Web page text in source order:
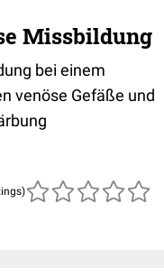
Missbildung
bei einem
venöse Gefäße und